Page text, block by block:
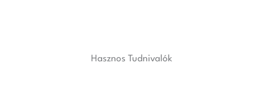
Hasznos Tudnivalók